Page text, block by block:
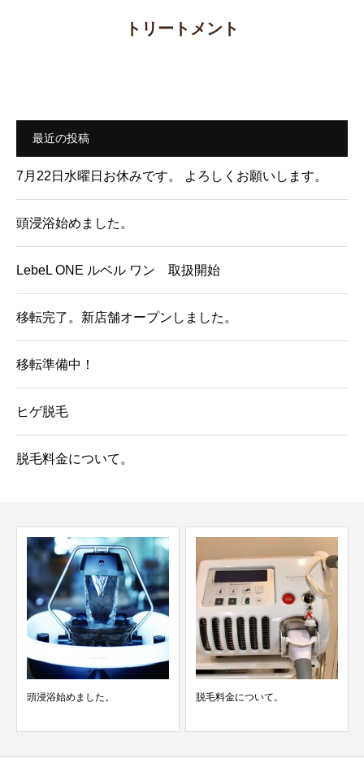
トリートメント
最近の投稿
7月22日水曜日お休みです。 よろしくお願いします。
頭浸浴始めました。
LebeL ONE ルベル ワン 取扱開始
移転完了。新店舗オープンしました。
移転準備中！
ヒゲ脱毛
脱毛料金について。
頭浸浴始めました。 脱毛料金について。